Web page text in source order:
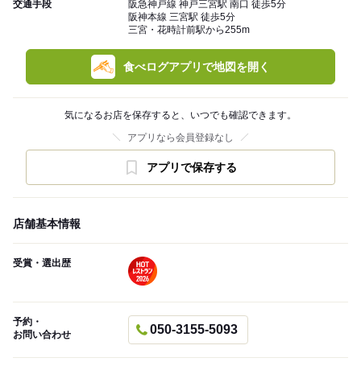
交通手段
阪急神戸線 神戸三宮駅 南口 徒歩5分
阪神本線 三宮駅 徒歩5分
三宮・花時計前駅から255m
食べログアプリで地図を開く
気になるお店を保存すると、いつでも確認できます。
アプリなら会員登録なし
アプリで保存する
店舗基本情報
受賞・選出歴
予約・
お問い合わせ
050-3155-5093